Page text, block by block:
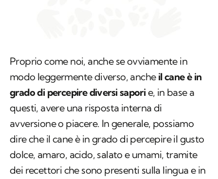
Proprio come noi, anche se ovviamente in
modo leggermente diverso, anche il cane è in
grado di percepire diversi sapori e, in base a
questi, avere una risposta interna di
avversione o piacere. In generale, possiamo
dire che il cane è in grado di percepire il gusto
dolce, amaro, acido, salato e umami, tramite
dei recettori che sono presenti sulla lingua e in